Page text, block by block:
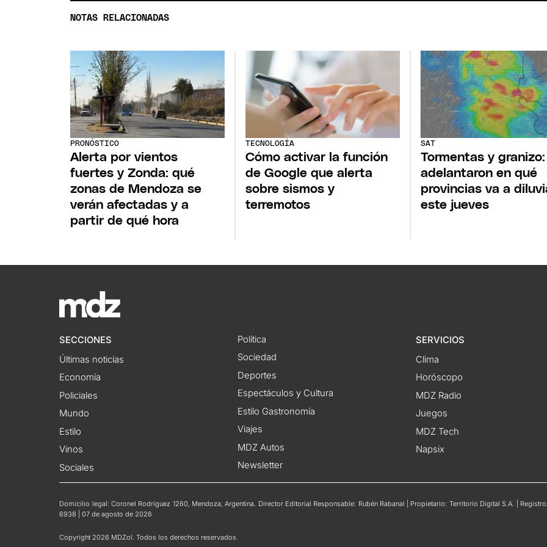
NOTAS RELACIONADAS
PRONÓSTICO
Alerta por vientos
fuertes y Zonda: qué
zonas de Mendoza se
verán afectadas y a
partir de qué hora
TECNOLOGÍA
Cómo activar la función
de Google que alerta
sobre sismos y
terremotos
SAT
Tormentas y granizo:
adelantaron en qué
provincias va a
este jueves
SECCIONES
Últimas noticias
Economía
Policiales
Mundo
Estilo
Vinos
Sociales
Política
Sociedad
Deportes
Espectáculos y Cultura
Estilo Gastronomía
Viajes
MDZ Autos
Newsletter
SERVICIOS
Clima
Horóscopo
MDZ Radio
Juegos
MDZ Tech
Napsix
Domicilio legal: Coronel Rodríguez 1260, Mendoza, Argentina. Director Editorial Responsable: Rubén Rabanal | Propietario: Territorio Digital S.A. |
6938 | 07 de agosto de 2026
Copyright 2026 MDZol. Todos los derechos reservados.